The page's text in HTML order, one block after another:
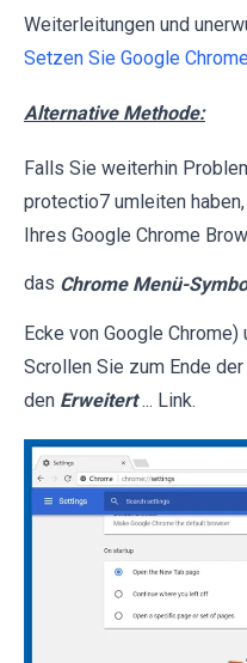
Weiterleitungen und
Setzen Sie Google
Alternative Methode:
Falls Sie weiterhin
protectio7 umleiten
Ihres Google Chrome
das Chrome Menü-
Ecke von Google Chrome)
Scrollen Sie zum Ende
den Erweitert ... Link.